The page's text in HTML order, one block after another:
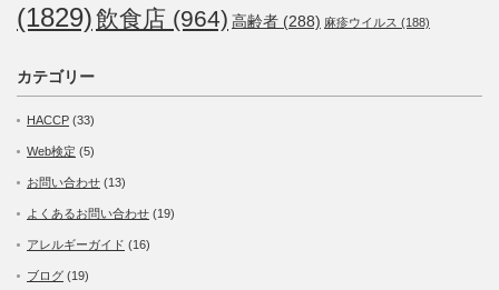
(1829)飲食店 (964) 高齢者 (288) 麻疹ウイルス (188)
カテゴリー
HACCP (33)
Web検定 (5)
お問い合わせ (13)
よくあるお問い合わせ (19)
アレルギーガイド (16)
ブログ (19)